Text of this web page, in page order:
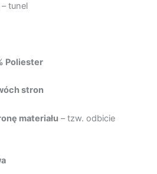
tunel
Poliester
stron
materiału – tzw. odbicie